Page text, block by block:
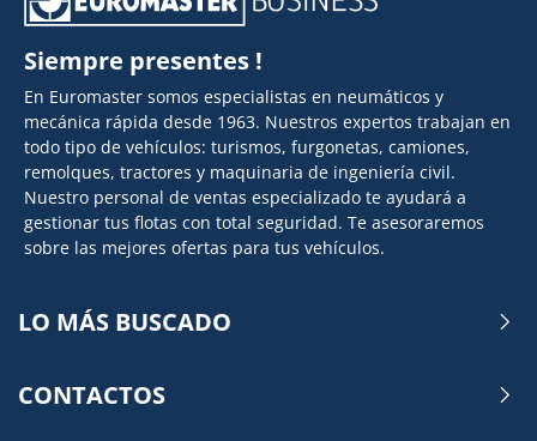
Siempre presentes !
En Euromaster somos especialistas en neumáticos y
mecánica rápida desde 1963. Nuestros expertos trabajan en
todo tipo de vehículos: turismos, furgonetas, camiones,
remolques, tractores y maquinaria de ingeniería civil.
Nuestro personal de ventas especializado te ayudará a
gestionar tus flotas con total seguridad. Te asesoraremos
sobre las mejores ofertas para tus vehículos.
LO MÁS BUSCADO
CONTACTOS